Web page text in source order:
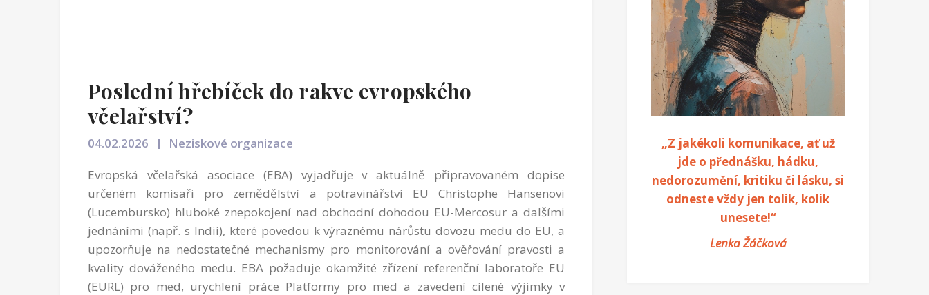
Poslední hřebíček do rakve evropského
včelařství?
04.02.2026
Neziskové organizace
Evropská včelařská asociace (EBA) vyjadřuje v aktuálně připravovaném dopise
určeném komisaři pro zemědělství a potravinářství EU Christophe Hansenovi
(Lucembursko) hluboké znepokojení nad obchodní dohodou EU-Mercosur a dalšími
jednáními (např. s Indií), které povedou k výraznému nárůstu dovozu medu do EU, a
upozorňuje na nedostatečné mechanismy pro monitorování a ověřování pravosti a
kvality dováženého medu. EBA požaduje okamžité zřízení referenční laboratoře EU
(EURL) pro med, urychlení práce Platformy pro med a zavedení cílené výjimky v
„Z jakékoli komunikace, ať už
jde o přednášku, hádku,
nedorozumění, kritiku či lásku, si
odneste vždy jen tolik, kolik
unesete!“
Lenka Žáčková